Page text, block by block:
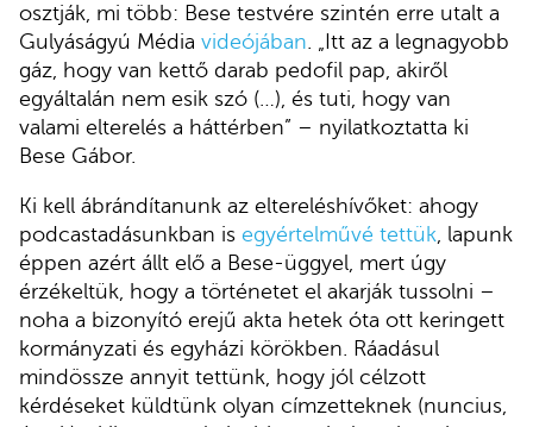
osztják, mi több: Bese testvére szintén erre utalt a
Gulyáságyú Média videójában. „Itt az a legnagyobb
gáz, hogy van kettő darab pedofil pap, akiről
egyáltalán nem esik szó (…), és tuti, hogy van
valami elterelés a háttérben” – nyilatkoztatta ki
Bese Gábor.
Ki kell ábrándítanunk az eltereléshívőket: ahogy
podcastadásunkban is egyértelművé tettük , lapunk
éppen azért állt elő a Bese-üggyel, mert úgy
érzékeltük, hogy a történetet el akarják tussolni –
noha a bizonyító erejű akta hetek óta ott keringett
kormányzati és egyházi körökben. Ráadásul
mindössze annyit tettünk, hogy jól célzott
kérdéseket küldtünk olyan címzetteknek (nuncius,